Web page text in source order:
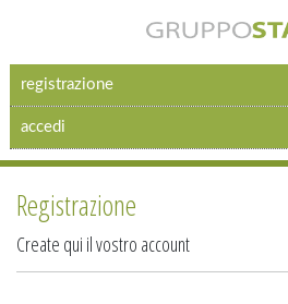
registrazione
accedi
Registrazione
Create qui il vostro account